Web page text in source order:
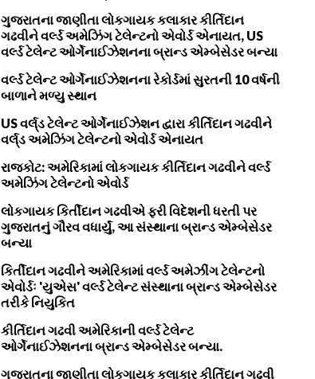
ગુજરાતના જાણીતા લોકગાયક કલાકાર કીર્તિદાન
ગઢવીને વર્લ્ડ અમેઝિંગ ટેલેન્ટનો એવોર્ડ એનાયત, US
વર્લ્ડ ટેલેન્ટ ઓર્ગેનાઈઝેશનના બ્રાન્ડ એમ્બેસેડર બન્યા
વર્લ્ડ ટેલેન્ટ ઓર્ગેનાઈઝેશનના રેકોર્ડમાં સુરતની 10 વર્ષની
બાળાને મળ્યુ સ્થાન
US વર્લ્‌ડ ટેલેન્ટ ઓર્ગેનાઈઝેશન દ્વારા કીર્તિદાન ગઢવીને
વર્લ્‌ડ અમેઝિંગ ટેલેન્ટનો એવોર્ડ એનાયત
રાજકોટ: અમેરિકામાં લોકગાયક કીર્તિદાન ગઢવીને વર્લ્ડ
અમેઝિંગ ટેલેન્ટનો એવોર્ડ
લોકગાયક કિર્તીદાન ગઢવીએ ફરી વિદેશની ધરતી પર
ગુજરાતનું ગૌરવ વધાર્યું, આ સંસ્થાના બ્રાન્ડ એમ્બેસેડર
બન્યા
કિર્તીદાન ગઢવીને અમેરિકામાં વર્લ્ડ અમેઝીંગ ટેલેન્ટનો
એવોર્ડઃ 'યુએસ' વર્લ્ડ ટેલેન્ટ સંસ્થાના બ્રાન્ડ એમ્બેસેડર
તરીકે નિયુકિત
કીર્તિદાન ગઢવી અમેરિકાની વર્લ્ડ ટેલેન્ટ
ઓર્ગેનાઈઝેશનના બ્રાન્ડ એમ્બેસેડર બન્યા.
ગુજરાતના જાણીતા લોકગાયક કલાકાર કીર્તિદાન ગઢવી